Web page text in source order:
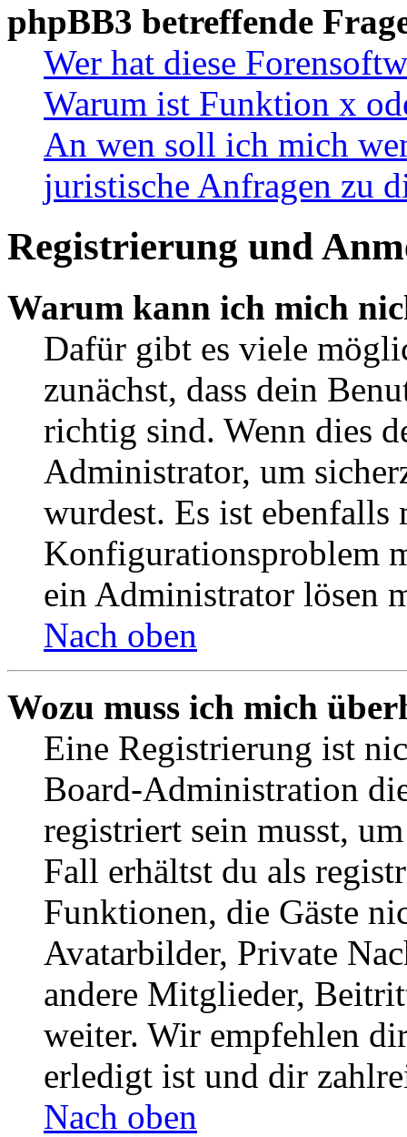
phpBB3 betreffende
Wer hat diese
Warum ist Funktion x
An wen soll ich mich
juristische Anfragen zu
Registrierung und
Warum kann ich mich
Dafür gibt es viele
zunächst, dass dein
richtig sind. Wenn dies
Administrator, um
wurdest. Es ist ebenfalls
Konfigurationsproblem
ein Administrator lösen
Nach oben
Wozu muss ich mich
Eine Registrierung ist
Board-Administration
registriert sein musst,
Fall erhältst du als
Funktionen, die Gäste
Avatarbilder, Private
andere Mitglieder,
weiter. Wir empfehlen
erledigt ist und dir
Nach oben